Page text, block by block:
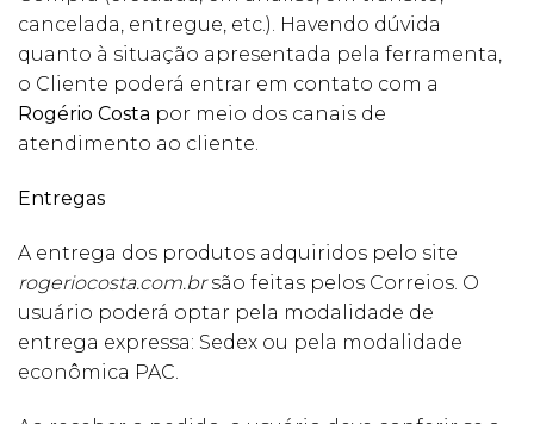
cancelada, entregue, etc.). Havendo dúvida
quanto à situação apresentada pela ferramenta,
o Cliente poderá entrar em contato com a
Rogério Costa por meio dos canais de
atendimento ao cliente.
Entregas
A entrega dos produtos adquiridos pelo site
rogeriocosta.com.brsão feitas pelos Correios. O
usuário poderá optar pela modalidade de
entrega expressa: Sedex ou pela modalidade
econômica PAC.